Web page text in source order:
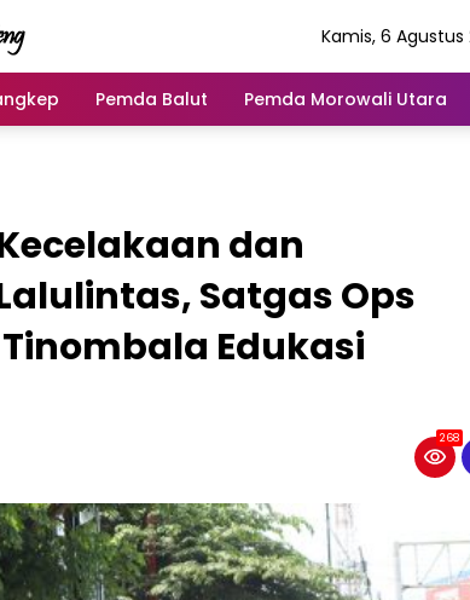
Kamis, 6 Agustus
Pemda Balut Pemda Morowali Utara
dan
Satgas Ops
Edukasi
268